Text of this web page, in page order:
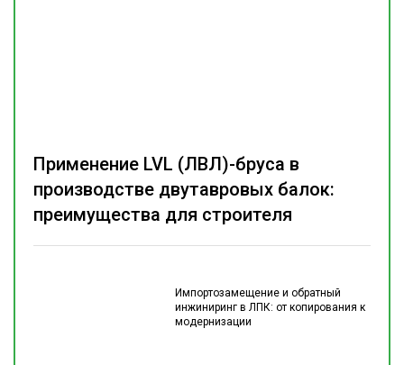
Импортозамещение и обратный
инжиниринг в ЛПК: от копирования к
модернизации
Применение LVL (ЛВЛ)-бруса в
производстве двутавровых балок:
преимущества для строителя